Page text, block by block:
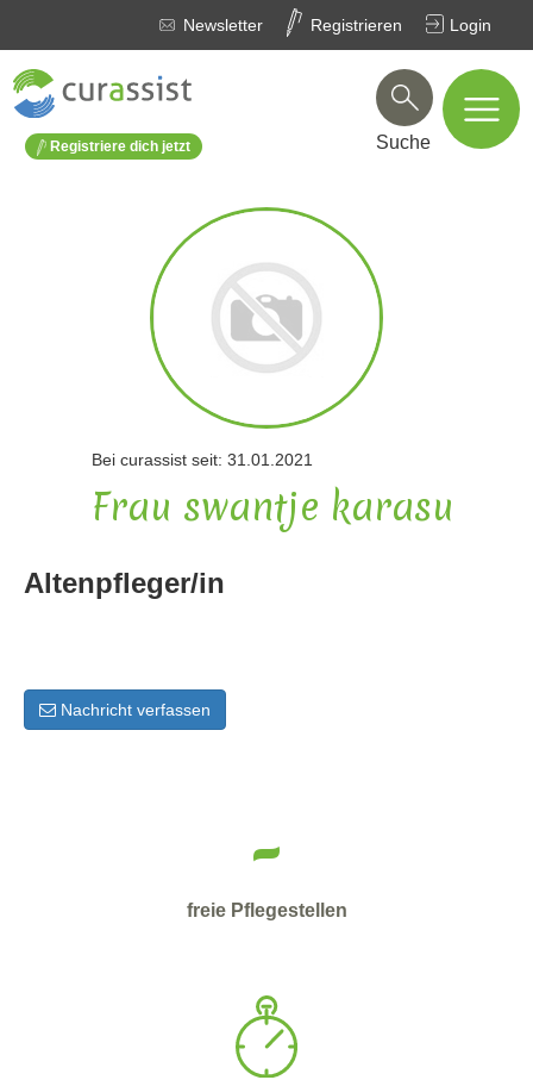
Login
Registrieren
Newsletter
Registriere dich jetzt Suche
Bei curassist seit: 31.01.2021
Frau swantje karasu
Altenpfleger/in
Nachricht verfassen
-
freie Pflegestellen